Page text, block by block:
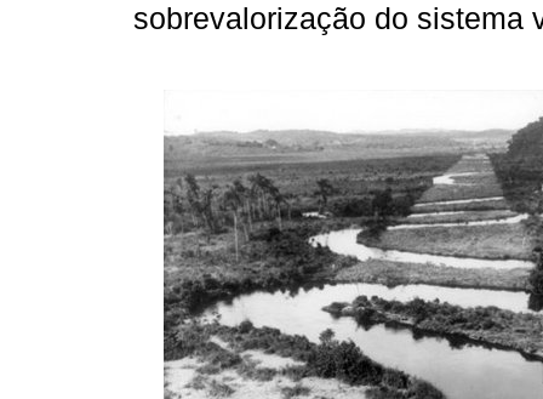
sobrevalorização do sistema